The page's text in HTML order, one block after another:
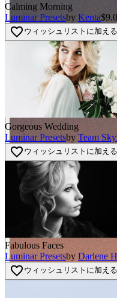
Calming Morning
Luminar Presetsby Kenta
favorite_border ウィッシュリストに加える
Gorgeous Wedding
Luminar Presetsby Team
favorite_border ウィッシュリストに加える
Fabulous Faces
Luminar Presetsby Darlene
favorite_border ウィッシュリストに加える